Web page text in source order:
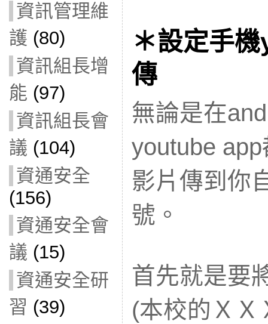
資訊管理維
護 (80)
資訊組長增
能 (97)
資訊組長會
議 (104)
資通安全
(156)
資通安全會
議 (15)
資通安全研
習 (39)
＊設定手
傳
無論是在
youtube
影片傳到你
號。
首先就是要
(本校的ＸＸ